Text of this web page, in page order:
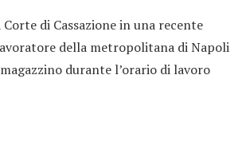
di Cassazione in una recente
della metropolitana di Napoli
durante l’orario di lavoro